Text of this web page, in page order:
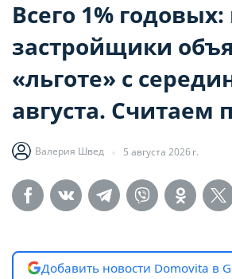
Всего 1%
застройщики
«льготе» с
августа. Считаем
Валерия Швед 5 августа 2026 г.
Добавить новости Domovita в